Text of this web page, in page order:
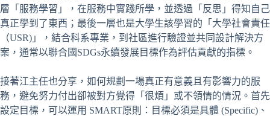
層「服務學習」，在服務中實踐所學，並透過「反思」得知自己
真正學到了東西；最後一層也是大學生該學習的「大學社會責任
（USR)」，結合科系專業，到社區進行驗證並共同設計解決方
案，通常以聯合國SDGs永續發展目標作為評估貢獻的指標。
接著江主任也分享，如何規劃一場真正有意義且有影響力的服
務，避免努力付出卻被對方覺得「很煩」或不領情的情況。首先
設定目標，可以運用 SMART原則：目標必須是具體 (Specific)、